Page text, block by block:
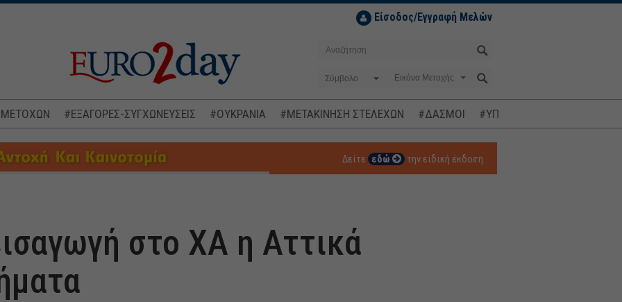
Είσοδος/Εγγραφή Μελών
Σύμβολο
ΜΕΤΟΧΩΝ #ΕΞΑΓΟΡΕΣ-ΣΥΓΧΩΝΕΥΣΕΙΣ #ΟΥΚΡΑΝΙΑ #ΜΕΤΑΚΙΝΗΣΗ ΣΤΕΛΕΧΩΝ #ΔΑΣΜΟΙ #ΥΠΟΚΛΟΠΕΣ
Δείτε εδώ την ειδική έκδοση
στο ΧΑ η Αττικά